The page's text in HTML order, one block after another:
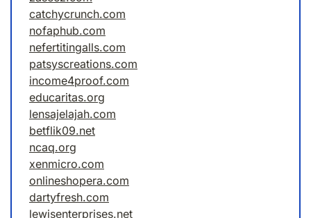
catchycrunch.com
nofaphub.com
nefertitingalls.com
patsyscreations.com
income4proof.com
educaritas.org
lensajelajah.com
betflik09.net
ncaq.org
xenmicro.com
onlineshopera.com
dartyfresh.com
lewisenterprises.net